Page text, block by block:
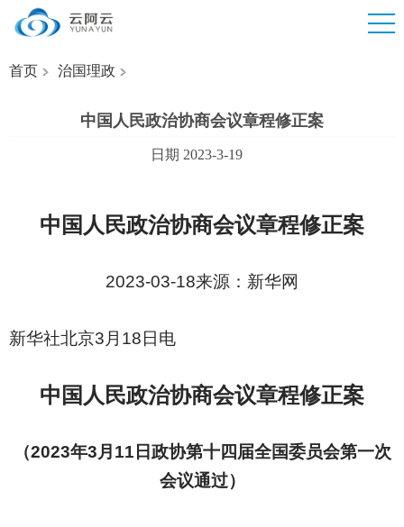
首页 治国理政
中国人民政治协商会议章程修正案
日期 2023-3-19
中国人民政治协商会议章程修正案
2023-03-18来源：新华网
新华社北京3月18日电
中国人民政治协商会议章程修正案
（2023年3月11日政协第十四届全国委员会第一次
会议通过）